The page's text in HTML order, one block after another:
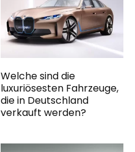
Welche sind die
luxuriösesten Fahrzeuge,
die in Deutschland
verkauft werden?